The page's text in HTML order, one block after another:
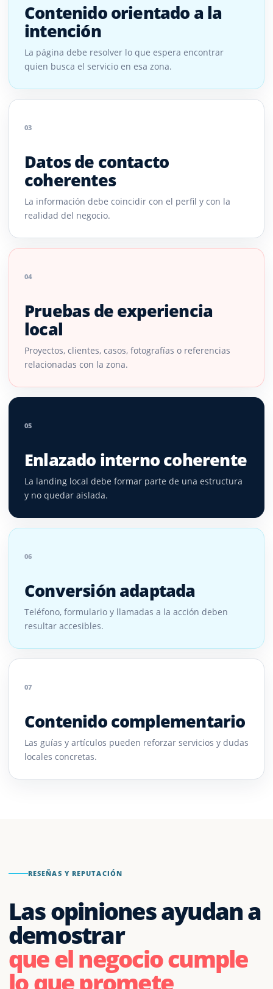
Contenido orientado a la
intención
La página debe resolver lo que espera encontrar
quien busca el servicio en esa zona.
03
Datos de contacto
coherentes
La información debe coincidir con el perfil y con la
realidad del negocio.
04
Pruebas de experiencia
local
Proyectos, clientes, casos, fotografías o referencias
relacionadas con la zona.
05
Enlazado interno coherente
La landing local debe formar parte de una estructura
y no quedar aislada.
06
Conversión adaptada
Teléfono, formulario y llamadas a la acción deben
resultar accesibles.
07
Contenido complementario
Las guías y artículos pueden reforzar servicios y dudas
locales concretas.
RESEÑAS Y REPUTACIÓN
Las opiniones ayudan a
demostrar
que el negocio cumple
lo que promete